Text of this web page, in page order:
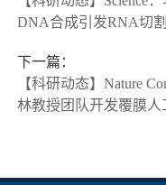
DNA合成引发RNA切
下一篇：
【科研动态】Nature
林教授团队开发覆膜人